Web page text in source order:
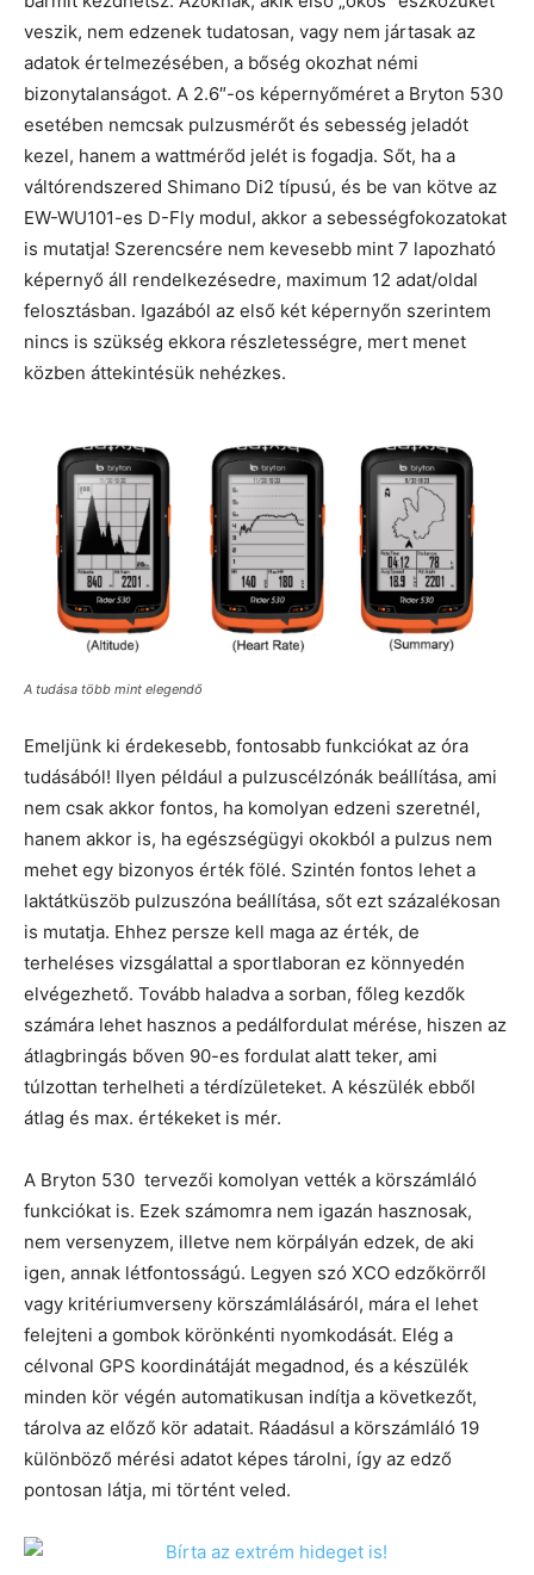
veszik, nem edzenek tudatosan, vagy nem jártasak az
adatok értelmezésében, a bőség okozhat némi
bizonytalanságot. A 2.6″-os képernyőméret a Bryton 530
esetében nemcsak pulzusmérőt és sebesség jeladót
kezel, hanem a wattmérőd jelét is fogadja. Sőt, ha a
váltórendszered Shimano Di2 típusú, és be van kötve az
EW-WU101-es D-Fly modul, akkor a sebességfokozatokat
is mutatja! Szerencsére nem kevesebb mint 7 lapozható
képernyő áll rendelkezésedre, maximum 12 adat/oldal
felosztásban. Igazából az első két képernyőn szerintem
nincs is szükség ekkora részletességre, mert menet
közben áttekintésük nehézkes.
A tudása több mint elegendő
Emeljünk ki érdekesebb, fontosabb funkciókat az óra
tudásából! Ilyen például a pulzuscélzónák beállítása, ami
nem csak akkor fontos, ha komolyan edzeni szeretnél,
hanem akkor is, ha egészségügyi okokból a pulzus nem
mehet egy bizonyos érték fölé. Szintén fontos lehet a
laktátküszöb pulzuszóna beállítása, sőt ezt százalékosan
is mutatja. Ehhez persze kell maga az érték, de
terheléses vizsgálattal a sportlaboran ez könnyedén
elvégezhető. Tovább haladva a sorban, főleg kezdők
számára lehet hasznos a pedálfordulat mérése, hiszen az
átlagbringás bőven 90-es fordulat alatt teker, ami
túlzottan terhelheti a térdízületeket. A készülék ebből
átlag és max. értékeket is mér.
A Bryton 530 tervezői komolyan vették a körszámláló
funkciókat is. Ezek számomra nem igazán hasznosak,
nem versenyzem, illetve nem körpályán edzek, de aki
igen, annak létfontosságú. Legyen szó XCO edzőkörről
vagy kritériumverseny körszámlálásáról, mára el lehet
felejteni a gombok körönkénti nyomkodását. Elég a
célvonal GPS koordinátáját megadnod, és a készülék
minden kör végén automatikusan indítja a következőt,
tárolva az előző kör adatait. Ráadásul a körszámláló 19
különböző mérési adatot képes tárolni, így az edző
pontosan látja, mi történt veled.